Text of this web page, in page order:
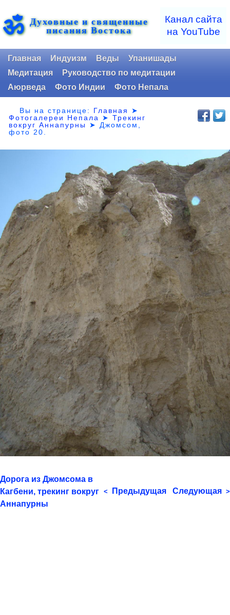
ॐ Духовные и священные
писания Востока
Канал сайта
на YouTube
Главная Индуизм Веды
Упанишады
Медитация
Руководство по медитации
Аюрведа
Фото Индии Фото Непала
Вы на странице: Главная
➤
Фотогалереи Непала
➤Трекинг
вокруг Аннапурны ➤ Джомсом,
фото 20.
Дорога из Джомсома в
Кагбени, трекинг вокруг
Аннапурны
< Предыдущая Следующая >